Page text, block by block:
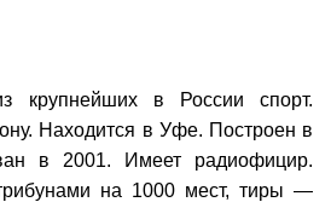
крупнейших в России спорт.
Находится в Уфе. Построен в
в 2001. Имеет радиофицир.
на 1000 мест, тиры —